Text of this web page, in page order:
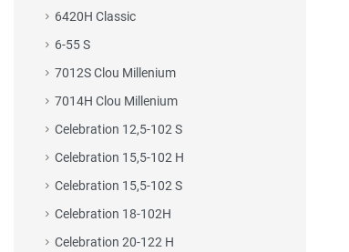
6420H Classic
6-55 S
7012S Clou Millenium
7014H Clou Millenium
Celebration 12,5-102 S
Celebration 15,5-102 H
Celebration 15,5-102 S
Celebration 18-102H
Celebration 20-122 H